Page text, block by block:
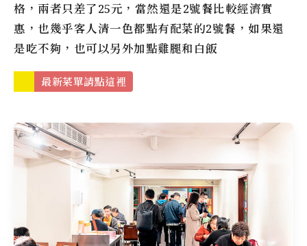
格，兩者只差了25元，當然還是2號餐比較經濟實
惠，也幾乎客人清一色都點有配菜的2號餐，如果還
是吃不夠，也可以另外加點雞腿和白飯
最新菜單請點這裡